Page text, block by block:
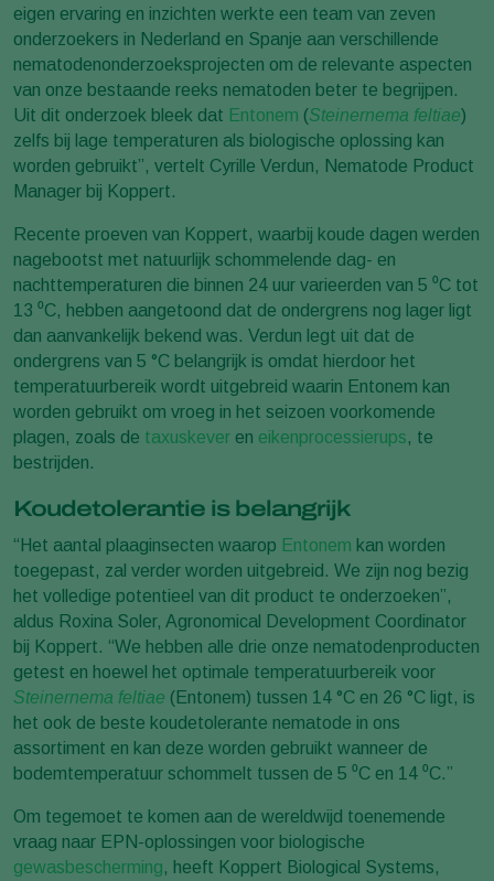
eigen ervaring en inzichten werkte een team van zeven
onderzoekers in Nederland en Spanje aan verschillende
nematodenonderzoeksprojecten om de relevante aspecten
van onze bestaande reeks nematoden beter te begrijpen.
Uit dit onderzoek bleek dat Entonem (Steinernema feltiae)
zelfs bij lage temperaturen als biologische oplossing kan
worden gebruikt”, vertelt Cyrille Verdun, Nematode Product
Manager bij Koppert.
Recente proeven van Koppert, waarbij koude dagen werden
nagebootst met natuurlijk schommelende dag- en
nachttemperaturen die binnen 24 uur varieerden van 5 ⁰C tot
13 ⁰C, hebben aangetoond dat de ondergrens nog lager ligt
dan aanvankelijk bekend was. Verdun legt uit dat de
ondergrens van 5 °C belangrijk is omdat hierdoor het
temperatuurbereik wordt uitgebreid waarin Entonem kan
worden gebruikt om vroeg in het seizoen voorkomende
plagen, zoals de taxuskever en eikenprocessierups, te
bestrijden.
Koudetolerantie is belangrijk
“Het aantal plaaginsecten waarop Entonem kan worden
toegepast, zal verder worden uitgebreid. We zijn nog bezig
het volledige potentieel van dit product te onderzoeken”,
aldus Roxina Soler, Agronomical Development Coordinator
bij Koppert. “We hebben alle drie onze nematodenproducten
getest en hoewel het optimale temperatuurbereik voor
Steinernema feltiae (Entonem) tussen 14 °C en 26 °C ligt, is
het ook de beste koudetolerante nematode in ons
assortiment en kan deze worden gebruikt wanneer de
bodemtemperatuur schommelt tussen de 5 ⁰C en 14 ⁰C.”
Om tegemoet te komen aan de wereldwijd toenemende
vraag naar EPN-oplossingen voor biologische
gewasbescherming, heeft Koppert Biological Systems,